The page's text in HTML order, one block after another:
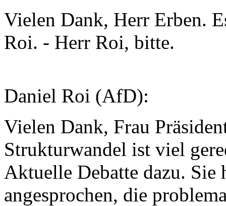
Vielen Dank, Herr Erben.
Roi. - Herr Roi, bitte.
Daniel Roi (AfD):
Vielen Dank, Frau
Strukturwandel ist viel
Aktuelle Debatte dazu. Sie
angesprochen, die